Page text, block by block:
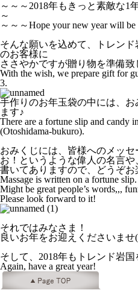
～～～2018年もきっと素敵な1
～
～～～Hope your new year will be
そんな願いを込めて、トレン
のお客様に
ささやかですが贈り物を準備致
With the wish, we prepare gift for
3.
手作りのお年玉袋の中には、
ます♪
There are a fortune slip and candy
(Otoshidama-bukuro).
おみくじには、皆様へのメッセ
お！というような偉人の名言
書いてありますので、どうぞ
Massage is written on a fortune slip.
Might be great people’s words,,,
Please look forward to it!
それではみなさま！
良いお年をお迎えくださいま
そして、2018年もトレンド岩
Again, have a great year!